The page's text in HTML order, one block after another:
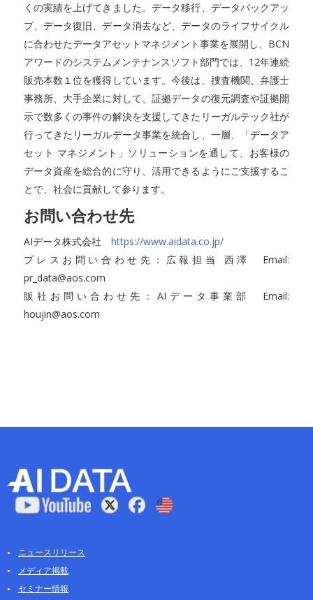
くの実績を上げてきました。データ移行、データバックアッ
プ、データ復旧、データ消去など、データのライフサイクル
に合わせたデータアセットマネジメント事業を展開し、BCN
アワードのシステムメンテナンスソフト部門では、12年連続
販売本数１位を獲得しています。今後は、捜査機関、弁護士
事務所、大手企業に対して、証拠データの復元調査や証拠開
示で数多くの事件の解決を支援してきたリーガルテック社が
行ってきたリーガルデータ事業を統合し、一層、「データア
セット マネジメント」ソリューションを通して、お客様の
データ資産を総合的に守り、活用できるようにご支援するこ
とで、社会に貢献して参ります。
お問い合わせ先
AIデータ株式会社 https://www.aidata.co.jp/
プレスお問い合わせ先：広報担当 西澤 Email:
pr_data@aos.com
販社お問い合わせ先：AIデータ事業部 Email:
houjin@aos.com
ニュースリリース
メディア掲載
セミナー情報